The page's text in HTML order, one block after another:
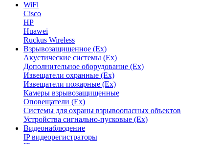
WiFi
Cisco
HP
Huawei
Ruckus Wireless
Взрывозащищенное (Ex)
Акустические системы (Ex)
Дополнительное оборудование (Ex)
Извещатели охранные (Ex)
Извещатели пожарные (Ex)
Камеры взрывозащищенные
Оповещатели (Ex)
Системы для охраны взрывоопасных объектов
Устройства сигнально-пусковые (Ex)
Видеонаблюдение
IP видеорегистраторы